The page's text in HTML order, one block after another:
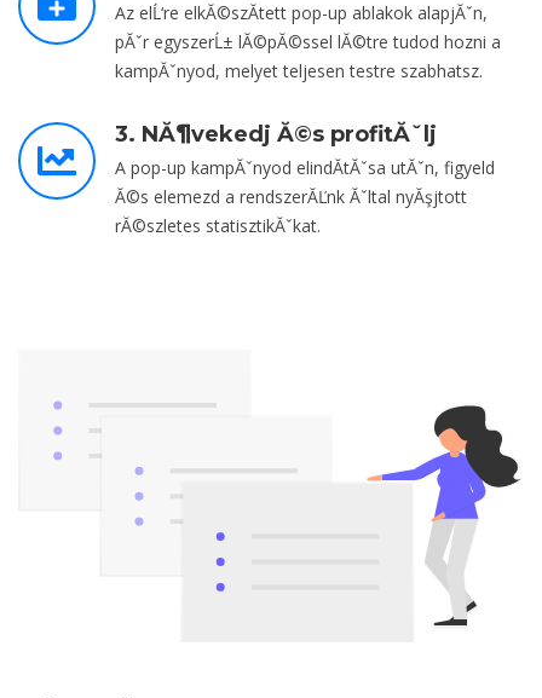
Az elĹ‘re elkĂ©szĂ­tett pop-up ablakok alapjĂˇn,
pĂˇr egyszerĹ± lĂ©pĂ©ssel lĂ©tre tudod hozni a
kampĂˇnyod, melyet teljesen testre szabhatsz.
3. NĂ¶vekedj Ă©s profitĂˇlj
A pop-up kampĂˇnyod elindĂ­tĂˇsa utĂˇn, figyeld
Ă©s elemezd a rendszerĂĽnk Ăˇltal nyĂşjtott
rĂ©szletes statisztikĂˇkat.